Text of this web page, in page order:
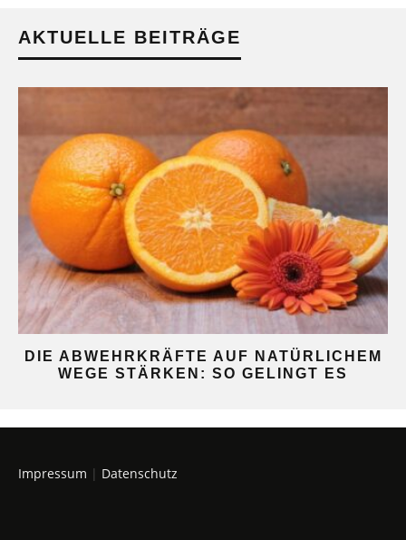
AKTUELLE BEITRÄGE
DIE ABWEHRKRÄFTE AUF NATÜRLICHEM
WEGE STÄRKEN: SO GELINGT ES
Impressum | Datenschutz